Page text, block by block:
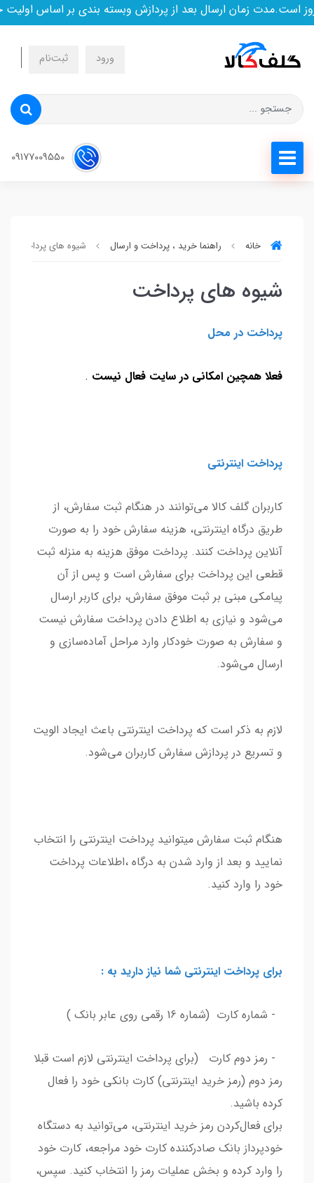
زمان ارسال بعد از پردازش وبسته بندی بر اساس اولیت
ورود ثبت‌نام
خانه راهنما خرید ، پرداخت و ارسال شیوه های پرداخت
شیوه های پرداخت
پرداخت در محل
فعلا همچین امکانی در سایت فعال نیست .
پرداخت اینترنتی
کاربران گلف کالا می‌توانند در هنگام ثبت سفارش، از
طریق درگاه اینترنتی، هزینه سفارش خود را به صورت
آنلاین پرداخت کنند. پرداخت موفق هزینه به منزله ثبت
قطعی این پرداخت برای سفارش است و پس از آن
پیامکی مبنی بر ثبت موفق سفارش، برای کاربر ارسال
می‌شود و نیازی به اطلاع‌ دادن پرداخت سفارش نیست
و سفارش به صورت خودکار وارد مراحل آماده‌سازی و
ارسال می‏‌شود.
لازم به ذکر است که پرداخت اینترنتی باعث ایجاد الویت
و تسریع در پردازش سفارش کاربران می‌شود.
هنگام ثبت سفارش میتوانید پرداخت اینترنتی را انتخاب
نمایید و بعد از وارد شدن به درگاه ،اطلاعات پرداخت
خود را وارد کنید.
برای پرداخت اینترنتی شما نیاز دارید به :
- شماره کارت (شماره 16 رقمی روی عابر بانک )
- رمز دوم کارت (برای پرداخت اینترنتی لازم است قبلا
رمز دوم (رمز خرید اینترنتی) کارت بانکی خود را فعال
کرده باشید.
برای فعال‌کردن رمز خرید اینترنتی، می‏‌توانید به دستگاه
خودپرداز بانک صادرکننده کارت خود مراجعه، کارت خود
را وارد کرده و بخش عملیات رمز را انتخاب کنید. سپس،